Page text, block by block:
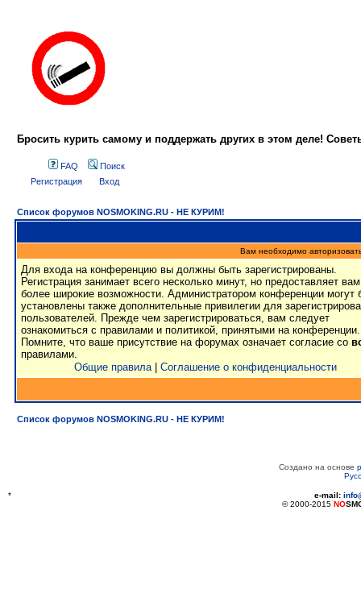
Бросить курить самому и поддержать других в этом деле!
FAQ
Поиск
Регистрация
Вход
Список форумов NOSMOKING.RU - НЕ КУРИМ!
Вам необходимо
Для входа на конференцию вы должны быть зарегистрированы.
Регистрация занимает всего несколько минут, но предоставляет вам
более широкие возможности. Администратором конференции могут
установлены также дополнительные привилегии для
пользователей. Прежде чем зарегистрироваться, вам следует
ознакомиться с правилами и политикой, принятыми на конференции.
Помните, что ваше присутствие на форумах означает согласие со
правилами.
Общие правила| Соглашение о конфиденциальности
Список форумов NOSMOKING.RU - НЕ КУРИМ!
Создано на основе
* e-mail:
© 2000-2015 NO